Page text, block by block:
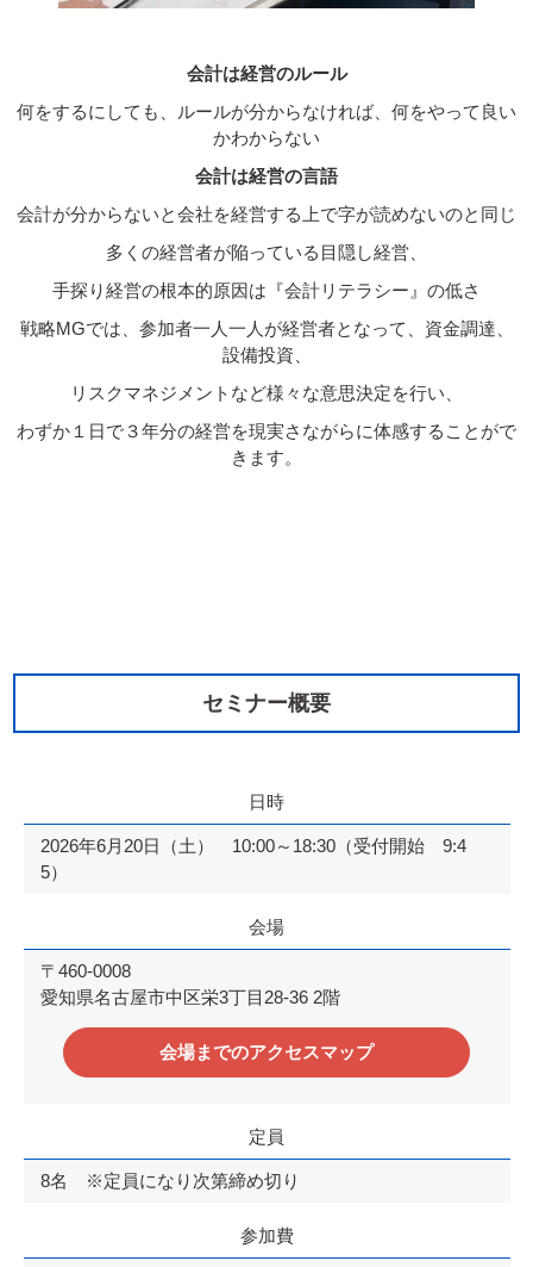
会計は経営のルール
何をするにしても、ルールが分からなければ、何をやって良い
かわからない
会計は経営の言語
会計が分からないと会社を経営する上で字が読めないのと同じ
多くの経営者が陥っている目隠し経営、
手探り経営の根本的原因は『会計リテラシー』の低さ
戦略MGでは、参加者一人一人が経営者となって、資金調達、
設備投資、
リスクマネジメントなど様々な意思決定を行い、
わずか１日で３年分の経営を現実さながらに体感することがで
きます。
セミナー概要
日時
2026年6月20日（土） 10:00～18:30（受付開始 9:4
5）
会場
〒460-0008
愛知県名古屋市中区栄3丁目28-36 2階
会場までのアクセスマップ
定員
8名 ※定員になり次第締め切り
参加費